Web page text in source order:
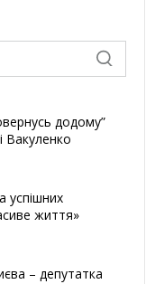
додому”
Вакуленко
успішних
життя»
– депутатка